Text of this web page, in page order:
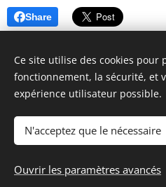
Share
Tabou magazine - M.
Ce site utilise des cookies pour
fonctionnement, la sécurité, et
expérience utilisateur possible.
N'acceptez que le nécessaire
Ouvrir les paramètres avancés